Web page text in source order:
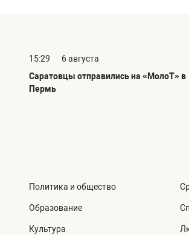
15:29
6 августа
Саратовцы отправились на «МолоТ» в
Пермь
Политика и общество
Образование
Культура